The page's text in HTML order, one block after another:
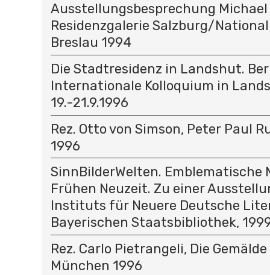
Ausstellungsbesprechung
Residenzgalerie Salzburg/
Breslau 1994
Die Stadtresidenz in Landshut.
Internationale Kolloquium in
19.-21.9.1996
Rez. Otto von Simson, Peter Paul
1996
SinnBilderWelten. Emblematische
Frühen Neuzeit. Zu einer
Instituts für Neuere Deutsche
Bayerischen Staatsbibliothek,
Rez. Carlo Pietrangeli, Die
München 1996